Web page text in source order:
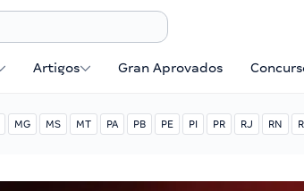
Artigos Gran Aprovados
MG MS MT PA PB PE PI PR RJ RN